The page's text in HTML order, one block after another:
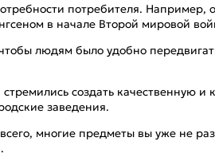
потребителя. Например,
в начале Второй мировой
людям было удобно
создать качественную и
заведения.
многие предметы вы уже не